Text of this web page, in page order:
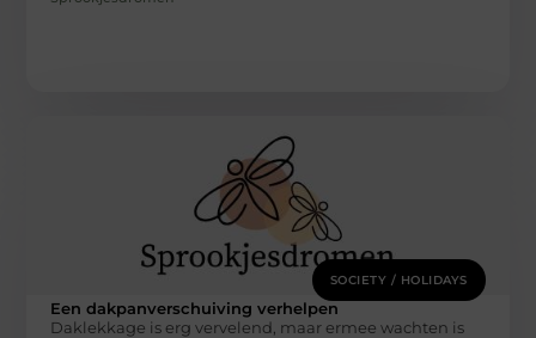
SOCIETY / HOLIDAYS
Een dakpanverschuiving verhelpen
Daklekkage is erg vervelend, maar ermee wachten is